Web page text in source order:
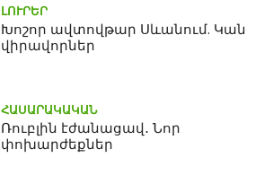
ԼՈՒՐԵՐ
Խոշոր ավտովթար Սևանում. Կան
վիրավորներ
ՀԱՍԱՐԱԿԱԿԱՆ
Ռուբլին էժանացավ․ Նոր
փոխարժեքներ